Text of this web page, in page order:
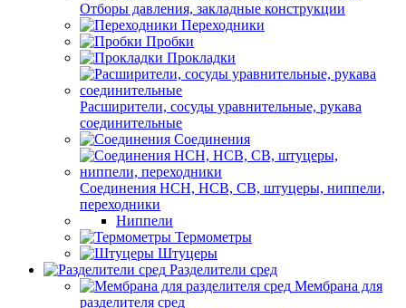
Отборы давления, закладные конструкции
Переходники
Пробки
Прокладки
Расширители, сосуды уравнительные, рукава
соединительные
Соединения
Соединения НСН, НСВ, СВ, штуцеры, ниппели,
переходники
Ниппели
Термометры
Штуцеры
Разделители сред
Мембрана для
разделителя сред